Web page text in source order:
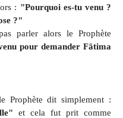
: "Pourquoi es-tu venu ?
?"
parler alors le Prophète
pour demander Fâtima
Prophète dit simplement :
et cela fut prit comme